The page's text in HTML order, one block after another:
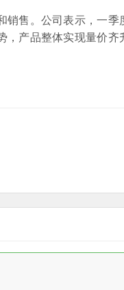
售。公司表示，一季
产品整体实现量价